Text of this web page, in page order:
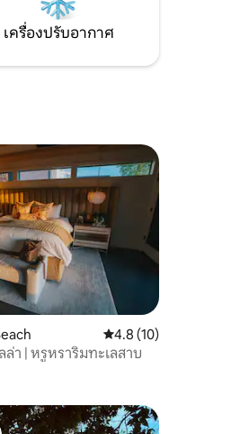
เครื่องปรับอากาศ
ว
คะแนนเฉลี่ย 4.8 จาก
4.8 (10)
ล่า | หรูหราริมทะเลสาบ